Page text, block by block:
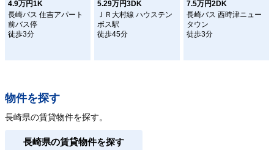
4.9万円1K
長崎バス 住吉アパート
前バス停
徒歩3分
5.29万円3DK
ＪＲ大村線 ハウステン
ボス駅
徒歩45分
7.5万円2DK
長崎バス 西時津ニュー
タウン
徒歩3分
物件を探す
長崎県の賃貸物件を探す。
長崎県の賃貸物件を探す